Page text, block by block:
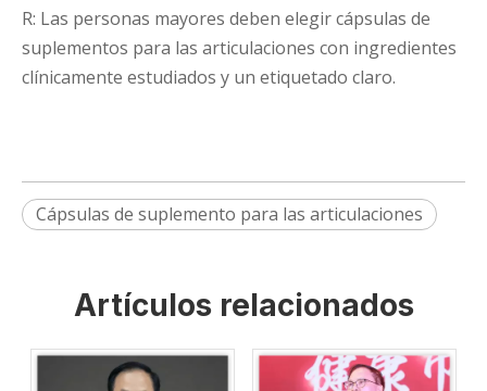
R: Las personas mayores deben elegir cápsulas de
suplementos para las articulaciones con ingredientes
clínicamente estudiados y un etiquetado claro.
Cápsulas de suplemento para las articulaciones
Artículos relacionados